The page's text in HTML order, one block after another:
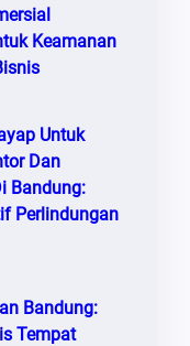
Keamanan
Untuk
Dan
Bandung:
Perlindungan
Bandung:
Tempat